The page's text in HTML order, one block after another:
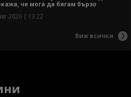
че мога да бягам бързо
2026 | 13:22
Виж всички